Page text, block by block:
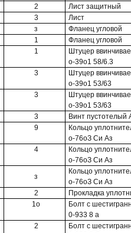
2
Лист защитный
3
Лист
з
Фланец угловой
1
Фланец угловой
1
Штуцер
о-39о1 58/6.3
3
Штуцер
о-39о1 53/63
3
Штуцер
о-39о1 53/63
3
Винт пустотелый
9
Кольцо
о-76оЗ Си Аз
4
Кольцо
о-76оЗ Си Аз
з
Кольцо
о-76оЗ Си Аз
2
Прокладка
1о
Болт с
0-933 8 а
2
Болт с